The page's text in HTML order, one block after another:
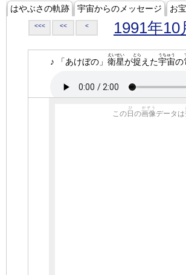
はやぶさの軌跡 宇宙からのメッセージ お
<<< << < 1991年10
♪ 「あけぼの」 衛星
えいせい
が捉
とら
えた宇宙
うちゅう
の
この 日
ひ
の画像
がぞう
データは